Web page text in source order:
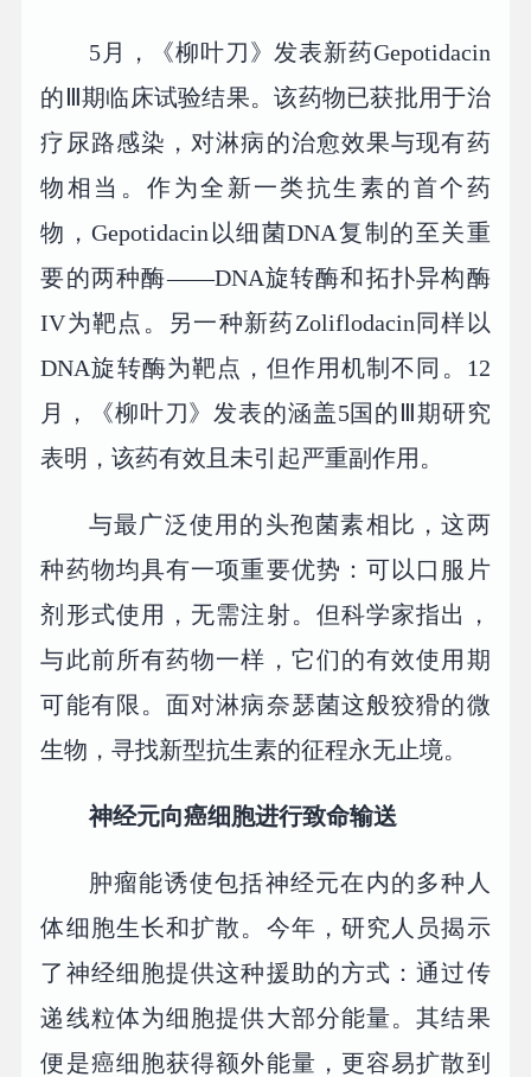
5月，《柳叶刀》发表新药Gepotidacin
的Ⅲ期临床试验结果。该药物已获批用于治
疗尿路感染，对淋病的治愈效果与现有药
物相当。作为全新一类抗生素的首个药
物，Gepotidacin以细菌DNA复制的至关重
要的两种酶——DNA旋转酶和拓扑异构酶
IV为靶点。另一种新药Zoliflodacin同样以
DNA旋转酶为靶点，但作用机制不同。12
月，《柳叶刀》发表的涵盖5国的Ⅲ期研究
表明，该药有效且未引起严重副作用。
与最广泛使用的头孢菌素相比，这两
种药物均具有一项重要优势：可以口服片
剂形式使用，无需注射。但科学家指出，
与此前所有药物一样，它们的有效使用期
可能有限。面对淋病奈瑟菌这般狡猾的微
生物，寻找新型抗生素的征程永无止境。
神经元向癌细胞进行致命输送
肿瘤能诱使包括神经元在内的多种人
体细胞生长和扩散。今年，研究人员揭示
了神经细胞提供这种援助的方式：通过传
递线粒体为细胞提供大部分能量。其结果
便是癌细胞获得额外能量，更容易扩散到